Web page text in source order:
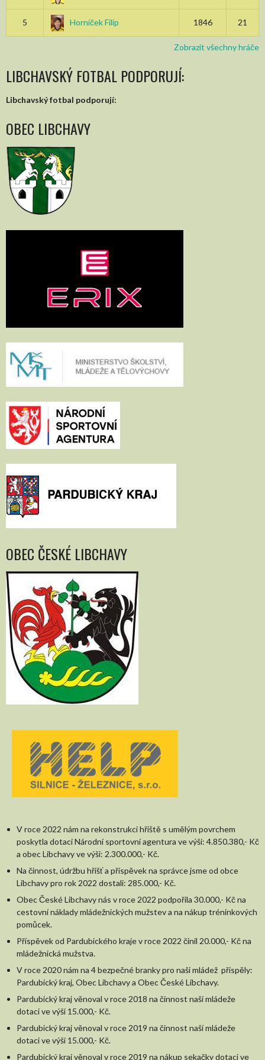
5 Horníček Filip 1846 21
Zobrazit všechny hráče
LIBCHAVSKÝ FOTBAL PODPORUJÍ:
Libchavský fotbal podporují:
OBEC LIBCHAVY
OBEC ČESKÉ LIBCHAVY
V roce 2022 nám na rekonstrukci hřiště s umělým povrchem
poskytla dotaci Národní sportovní agentura ve výši: 4.850.380,- Kč
a obec Libchavy ve výši: 2.300.000,- Kč.
Na činnost, údržbu hřišť a příspěvek na správce jsme od obce
Libchavy pro rok 2022 dostali: 285.000,- Kč.
Obec České Libchavy nás v roce 2022 podpořila 30.000,- Kč na
cestovní náklady mládežnických mužstev a na nákup tréninkových
pomůcek.
Příspěvek od Pardubického kraje v roce 2022 činil 20.000,- Kč na
mládežnická mužstva.
V roce 2020 nám na 4 bezpečné branky pro naši mládež přispěly:
Pardubický kraj, Obec Libchavy a Obec České Libchavy.
Pardubický kraj věnoval v roce 2018 na činnost naší mládeže
dotaci ve výši 15.000,- Kč.
Pardubický kraj věnoval v roce 2019 na činnost naší mládeže
dotaci ve výši 15.000,- Kč.
Pardubický kraj věnoval v roce 2019 na nákup sekačky dotaci ve